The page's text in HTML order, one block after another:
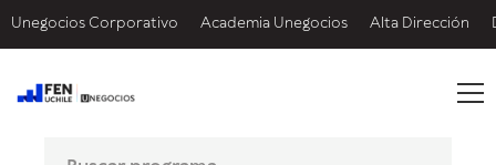
Unegocios Corporativo Academia Unegocios Alta Dirección